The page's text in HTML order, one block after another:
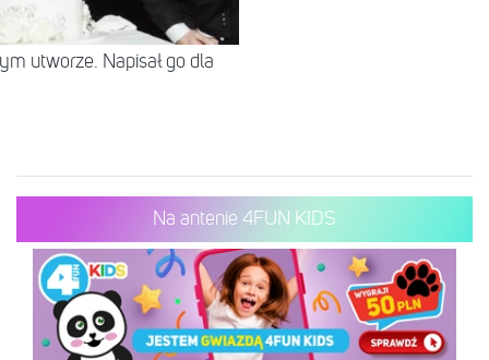
utworze. Napisał go dla
Na antenie 4FUN KIDS